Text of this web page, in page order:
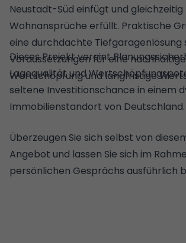
Neustadt-Süd einfügt und
Wohnansprüche erfüllt. Praktische
eine durchdachte Tiefgaragenlösung
Voraussetzungen für eine nachhaltige
Wertschöpfung und langfristige
Dieses Projekt vereint
Lagequalität und
seltene Investitionschance in einem
Immobilienstandort von Deutschland.
Überzeugen Sie sich selbst von
Angebot und lassen Sie sich im
persönlichen Gesprächs ausführlich